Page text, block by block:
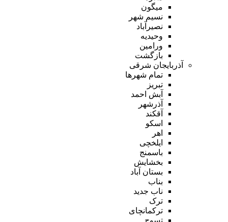
میگون
نسیم شهر
نصیرآباد
وحیدیه
ورامین
بازگشت
آذربایجان شرقی
تمام شهر‌ها
تبریز
آبش احمد
آذرشهر
آقکند
اسکو
اهر
ایلخچی
باسمنج
بخشایش
بستان آباد
بناب
ناب جدید
ترک
ترکمانچای
تسوج